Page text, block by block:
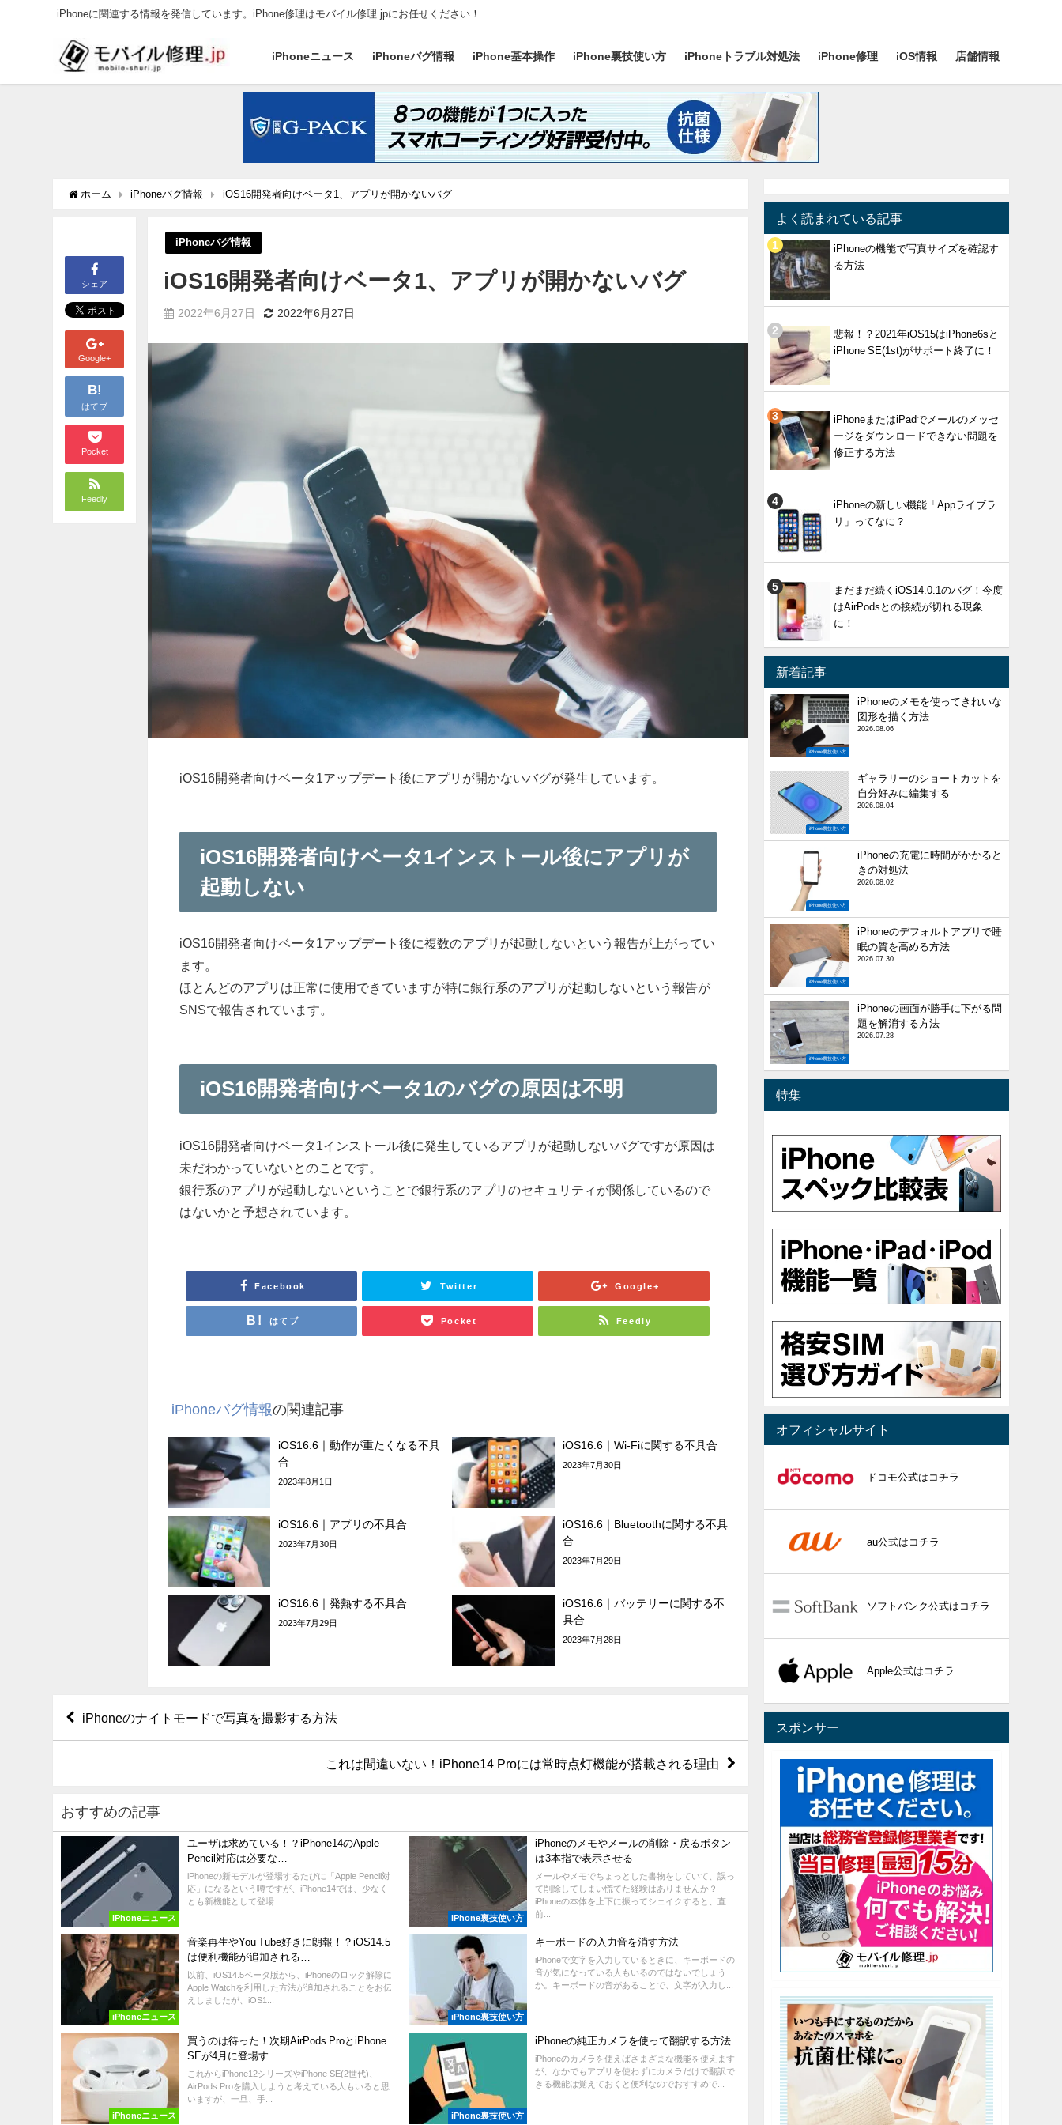
iPhoneに関連する情報を発信しています。iPhone修理はモバイル修理.jpにお任せください！
iPhoneニュース iPhoneバグ情報 iPhone基本操作 iPhone裏技使い方 iPhoneトラブル対処法 iPhone修理 iOS情報 店舗情報
ホーム iPhoneバグ情報 iOS16開発者向けベータ1、アプリが開かないバグ
シェア
Google+
B!
はてブ
Pocket
Feedly
iPhoneバグ情報
iOS16開発者向けベータ1、アプリが開かないバグ
2022年6月27日 2022年6月27日
iOS16開発者向けベータ1アップデート後にアプリが開かないバグが発生しています。
iOS16開発者向けベータ1インストール後にアプリが
起動しない
iOS16開発者向けベータ1アップデート後に複数のアプリが起動しないという報告が上がってい
ます。
ほとんどのアプリは正常に使用できていますが特に銀行系のアプリが起動しないという報告が
SNSで報告されています。
iOS16開発者向けベータ1のバグの原因は不明
iOS16開発者向けベータ1インストール後に発生しているアプリが起動しないバグですが原因は
未だわかっていないとのことです。
銀行系のアプリが起動しないということで銀行系のアプリのセキュリティが関係しているので
はないかと予想されています。
Facebook Twitter Google+
はてブ Pocket Feedly
iPhoneバグ情報の関連記事
iOS16.6｜動作が重たくなる不具
合
2023年8月1日
iOS16.6｜Wi-Fiに関する不具合
2023年7月30日
iOS16.6｜アプリの不具合
2023年7月30日
iOS16.6｜Bluetoothに関する不具
合
2023年7月29日
iOS16.6｜発熱する不具合
2023年7月29日
iOS16.6｜バッテリーに関する不
具合
2023年7月28日
iPhoneのナイトモードで写真を撮影する方法
これは間違いない！iPhone14 Proには常時点灯機能が搭載される理由
おすすめの記事
iPhoneニュース
ユーザは求めている！？iPhone14のApple
Pencil対応は必要な…
iPhoneの新モデルが登場するたびに「Apple Pencil対
応」になるという噂ですが、iPhone14では、少なく
とも新機能として登場...
iPhone裏技使い方
iPhoneのメモやメールの削除・戻るボタン
は3本指で表示させる
メールやメモでちょっとした書物をしていて、誤っ
て削除してしまい慌てた経験はありませんか？
iPhoneの本体を上下に振ってシェイクすると、直
前...
iPhoneニュース
音楽再生やYou Tube好きに朗報！？iOS14.5
は便利機能が追加される…
以前、iOS14.5ベータ版から、iPhoneのロック解除に
Apple Watchを利用した方法が追加されることをお伝
えしましたが、iOS1...
iPhone裏技使い方
キーボードの入力音を消す方法
iPhoneで文字を入力しているときに、キーボードの
音が気になっている人もいるのではないでしょう
か。キーボードの音があることで、文字が入力し...
iPhoneニュース
買うのは待った！次期AirPods ProとiPhone
SEが4月に登場す…
これからiPhone12シリーズやiPhone SE(2世代)、
AirPods Proを購入しようと考えている人もいると思
いますが、一旦、手...
iPhone裏技使い方
iPhoneの純正カメラを使って翻訳する方法
iPhoneのカメラを使えばさまざまな機能を使えます
が、なかでもアプリを使わずにカメラだけで翻訳で
きる機能は覚えておくと便利なのでおすすめで...
よく読まれている記事
iPhoneの機能で写真サイズを確認す
る方法
悲報！？2021年iOS15はiPhone6sと
iPhone SE(1st)がサポート終了に！
iPhoneまたはiPadでメールのメッセ
ージをダウンロードできない問題を
修正する方法
iPhoneの新しい機能「Appライブラ
リ」ってなに？
まだまだ続くiOS14.0.1のバグ！今度
はAirPodsとの接続が切れる現象
に！
新着記事
iPhone裏技使い方
iPhoneのメモを使ってきれいな
図形を描く方法
2026.08.06
iPhone裏技使い方
ギャラリーのショートカットを
自分好みに編集する
2026.08.04
iPhone裏技使い方
iPhoneの充電に時間がかかると
きの対処法
2026.08.02
iPhone裏技使い方
iPhoneのデフォルトアプリで睡
眠の質を高める方法
2026.07.30
iPhone裏技使い方
iPhoneの画面が勝手に下がる問
題を解消する方法
2026.07.28
特集
オフィシャルサイト
ドコモ公式はコチラ
au公式はコチラ
ソフトバンク公式はコチラ
Apple公式はコチラ
スポンサー